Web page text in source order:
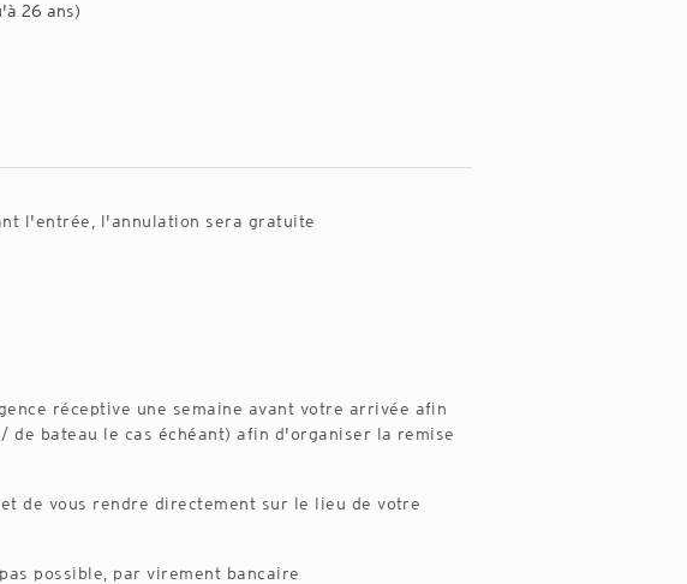
26 ans)
l'entrée, l'annulation sera gratuite
réceptive une semaine avant votre arrivée afin
bateau le cas échéant) afin d'organiser la remise
de vous rendre directement sur le lieu de votre
possible, par virement bancaire